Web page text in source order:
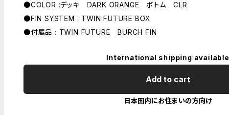
●COLOR :デッキ DARK ORANGE ボトム CLR
●FIN SYSTEM : TWIN FUTURE BOX
●付属品 : TWIN FUTURE BURCH FIN
International shipping available
Add to cart
日本国内にお住まいの方向け